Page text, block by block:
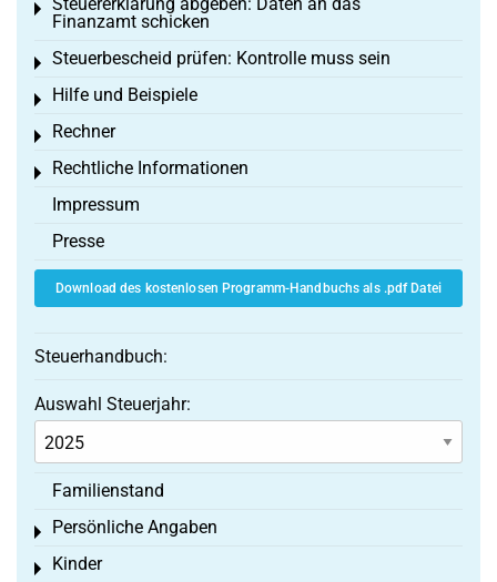
Finanzamt schicken
Toggle menu
Steuerbescheid prüfen: Kontrolle muss sein
Toggle menu
Hilfe und Beispiele
Toggle menu
Rechner
Toggle menu
Rechtliche Informationen
Toggle menu
Impressum
Presse
Download des kostenlosen Programm-Handbuchs als .pdf Datei
Steuerhandbuch:
Auswahl Steuerjahr:
Familienstand
Persönliche Angaben
Toggle menu
Kinder
Toggle menu